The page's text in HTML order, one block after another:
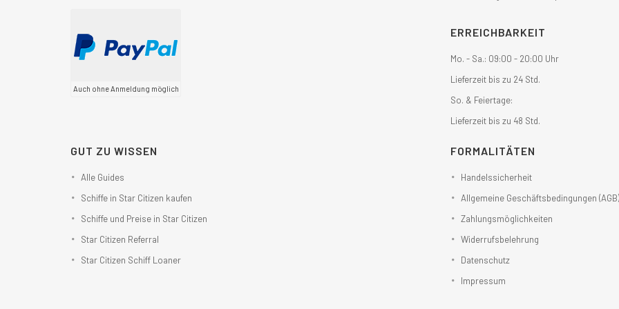
Auch ohne Anmeldung möglich
ERREICHBARKEIT
Mo. - Sa.: 09:00 - 20:00 Uhr
Lieferzeit bis zu 24 Std.
So. & Feiertage:
Lieferzeit bis zu 48 Std.
GUT ZU WISSEN
Alle Guides
Schiffe in Star Citizen kaufen
Schiffe und Preise in Star Citizen
Star Citizen Referral
Star Citizen Schiff Loaner
FORMALITÄTEN
Handelssicherheit
Allgemeine Geschäftsbedingungen (AGB)
Zahlungsmöglichkeiten
Widerrufsbelehrung
Datenschutz
Impressum